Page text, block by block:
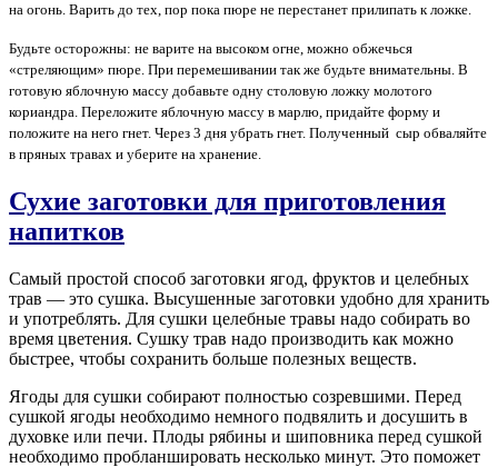
на огонь. Варить до тех, пор пока пюре не перестанет прилипать к ложке.
Будьте осторожны: не варите на высоком огне, можно обжечься
«стреляющим» пюре. При перемешивании так же будьте внимательны. В
готовую яблочную массу добавьте одну столовую ложку молотого
кориандра. Переложите яблочную массу в марлю, придайте форму и
положите на него гнет. Через 3 дня убрать гнет. Полученный сыр обваляйте
в пряных травах и уберите на хранение.
Сухие заготовки для приготовления
напитков
Самый простой способ заготовки ягод, фруктов и целебных
трав — это сушка. Высушенные заготовки удобно для хранить
и употреблять. Для сушки целебные травы надо собирать во
время цветения. Сушку трав надо производить как можно
быстрее, чтобы сохранить больше полезных веществ.
Ягоды для сушки собирают полностью созревшими. Перед
сушкой ягоды необходимо немного подвялить и досушить в
духовке или печи. Плоды рябины и шиповника перед сушкой
необходимо пробланшировать несколько минут. Это поможет